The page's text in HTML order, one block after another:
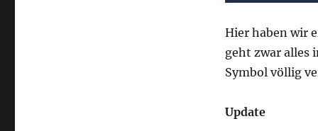
Hier haben wir
geht zwar alles
Symbol völlig
Update